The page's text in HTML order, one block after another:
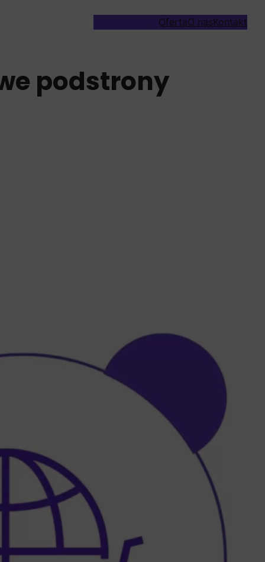
OfertaO nasKontakt
podstrony